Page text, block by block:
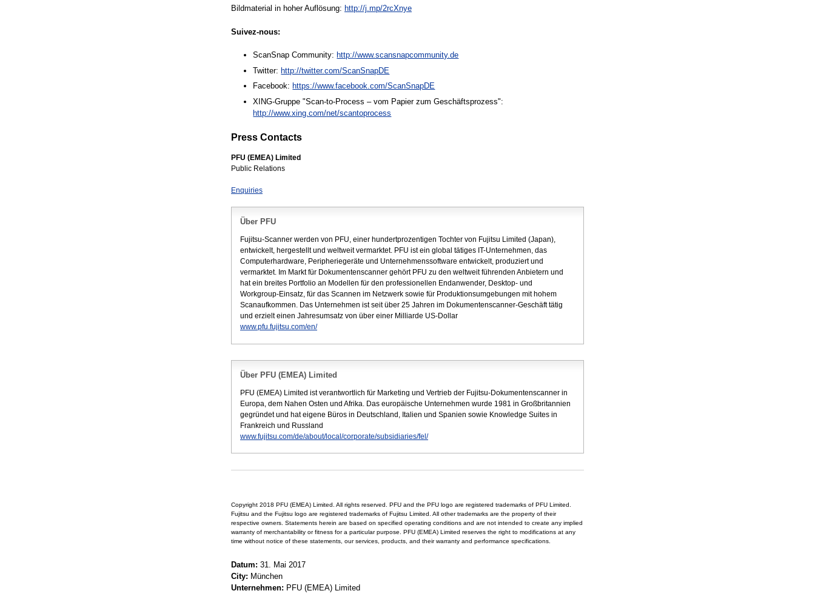
Bildmaterial in hoher Auflösung: http://j.mp/2rcXnye
Suivez-nous:
ScanSnap Community: http://www.scansnapcommunity.de
Twitter:http://twitter.com/ScanSnapDE
Facebook: https://www.facebook.com/ScanSnapDE
XING-Gruppe "Scan-to-Process – vom Papier zum Geschäftsprozess":
http://www.xing.com/net/scantoprocess
Press Contacts
PFU (EMEA) Limited
Public Relations
Enquiries
Über PFU
Fujitsu-Scanner werden von PFU, einer hundertprozentigen Tochter von Fujitsu Limited (Japan),
entwickelt, hergestellt und weltweit vermarktet. PFU ist ein global tätiges IT-Unternehmen, das
Computerhardware, Peripheriegeräte und Unternehmenssoftware entwickelt, produziert und
vermarktet. Im Markt für Dokumentenscanner gehört PFU zu den weltweit führenden Anbietern und
hat ein breites Portfolio an Modellen für den professionellen Endanwender, Desktop- und
Workgroup-Einsatz, für das Scannen im Netzwerk sowie für Produktionsumgebungen mit hohem
Scanaufkommen. Das Unternehmen ist seit über 25 Jahren im Dokumentenscanner-Geschäft tätig
und erzielt einen Jahresumsatz von über einer Milliarde US-Dollar
www.pfu.fujitsu.com/en/
Über PFU (EMEA) Limited
PFU (EMEA) Limited ist verantwortlich für Marketing und Vertrieb der Fujitsu-Dokumentenscanner in
Europa, dem Nahen Osten und Afrika. Das europäische Unternehmen wurde 1981 in Großbritannien
gegründet und hat eigene Büros in Deutschland, Italien und Spanien sowie Knowledge Suites in
Frankreich und Russland
www.fujitsu.com/de/about/local/corporate/subsidiaries/fel/
Copyright 2018 PFU (EMEA) Limited. All rights reserved. PFU and the PFU logo are registered trademarks of PFU Limited.
Fujitsu and the Fujitsu logo are registered trademarks of Fujitsu Limited. All other trademarks are the property of their
respective owners. Statements herein are based on specified operating conditions and are not intended to create any implied
warranty of merchantability or fitness for a particular purpose. PFU (EMEA) Limited reserves the right to modifications at any
time without notice of these statements, our services, products, and their warranty and performance specifications.
Datum: 31. Mai 2017
City: München
Unternehmen: PFU (EMEA) Limited